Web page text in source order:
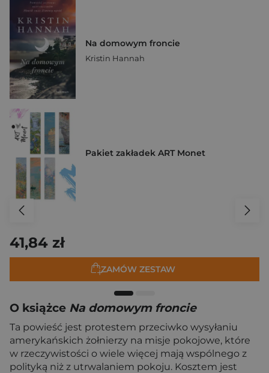
Na domowym froncie
Kristin Hannah
Pakiet zakładek ART Monet
41,84 zł
ZAMÓW ZESTAW
O książce Na domowym froncie
Ta powieść jest protestem przeciwko wysyłaniu
amerykańskich żołnierzy na misje pokojowe, które
w rzeczywistości o wiele więcej mają wspólnego z
polityką niż z utrwalaniem pokoju. Kosztem jest